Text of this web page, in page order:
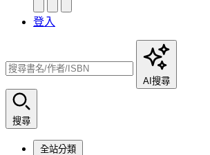
登入
AI搜尋
搜尋
全站分類